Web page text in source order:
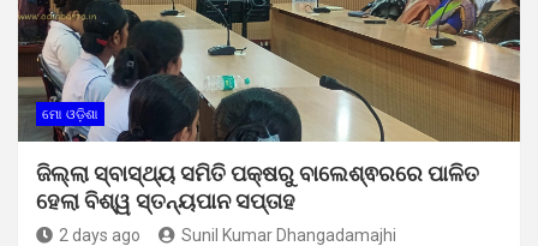
ମୋ ଓଡ଼ିଶା
ଜିଲ୍ଲା ସ୍ବାସ୍ଥ୍ୟ ସମିତି ପକ୍ଷରୁ ବାଲେଶ୍ଵରରେ ପାଳିତ
ହେଲା ବିଶ୍ୱ ସ୍ତନ୍ୟପାନ ସପ୍ତାହ
2 days ago Sunil Kumar Dhangadamajhi